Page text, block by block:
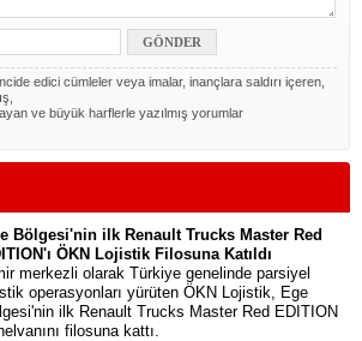
edici cümleler veya imalar, inançlara saldırı içeren,
ve büyük harflerle yazılmış yorumlar
Bölgesi'nin ilk Renault Trucks Master Red
ÖKN Lojistik Filosuna Katıldı
merkezli olarak Türkiye genelinde parsiyel
operasyonları yürüten ÖKN Lojistik, Ege
ilk Renault Trucks Master Red EDITION
filosuna kattı.